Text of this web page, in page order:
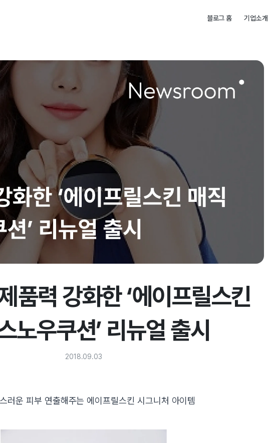
블로그 홈 기업소개
품력 강화한 ‘에이프릴스킨
노우쿠션’ 리뉴얼 출시
2018.09.03
러운 피부 연출해주는 에이프릴스킨 시그니처 아이템